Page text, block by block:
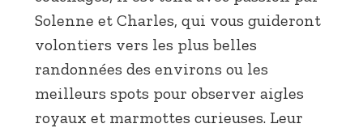
Solenne et Charles, qui vous guideront
volontiers vers les plus belles
randonnées des environs ou les
meilleurs spots pour observer aigles
royaux et marmottes curieuses. Leur